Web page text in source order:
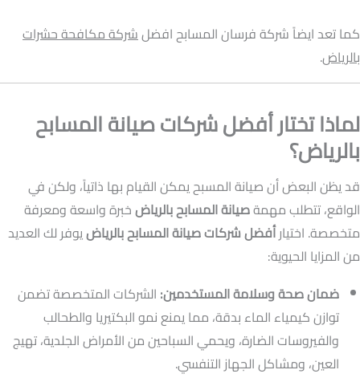
كما تعد ايضاً شركة فرسان المسابح افضلشركة مكافحة حشرات
بالرياض.
لماذا تختار أفضل شركات صيانة المسابح
بالرياض؟
قد يظن البعض أن صيانة المسبح يمكن القيام بها ذاتياً، ولكن في
الواقع، تتطلب مهمةصيانة المسابح بالرياضخبرة واسعة ومعرفة
متخصصة. اختيارأفضل شركات صيانة المسابح بالرياضيوفر لك العديد
من المزايا الحيوية:
ضمان صحة وسلامة المستخدمين: الشركات المتخصصة تضمن
توازن كيمياء الماء بدقة، مما يمنع نمو البكتيريا والطحالب
والفيروسات الضارة، ويحمي السباحين من الأمراض الجلدية، تهيج
العين، ومشاكل الجهاز التنفسي.